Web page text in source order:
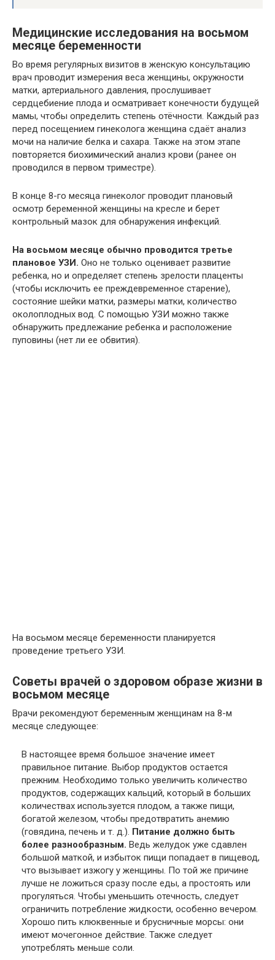
Медицинские исследования на восьмом
месяце беременности
Во время регулярных визитов в женскую консультацию
врач проводит измерения веса женщины, окружности
матки, артериального давления, прослушивает
сердцебиение плода и осматривает конечности будущей
мамы, чтобы определить степень отёчности. Каждый раз
перед посещением гинеколога женщина сдаёт анализ
мочи на наличие белка и сахара. Также на этом этапе
повторяется биохимический анализ крови (ранее он
проводился в первом триместре).
В конце 8-го месяца гинеколог проводит плановый
осмотр беременной женщины на кресле и берет
контрольный мазок для обнаружения инфекций.
На восьмом месяце обычно проводится третье
плановое УЗИ. Оно не только оценивает развитие
ребенка, но и определяет степень зрелости плаценты
(чтобы исключить ее преждевременное старение),
состояние шейки матки, размеры матки, количество
околоплодных вод. С помощью УЗИ можно также
обнаружить предлежание ребенка и расположение
пуповины (нет ли ее обвития).
На восьмом месяце беременности планируется
проведение третьего УЗИ.
Советы врачей о здоровом образе жизни в
восьмом месяце
Врачи рекомендуют беременным женщинам на 8-м
месяце следующее:
В настоящее время большое значение имеет
правильное питание. Выбор продуктов остается
прежним. Необходимо только увеличить количество
продуктов, содержащих кальций, который в больших
количествах используется плодом, а также пищи,
богатой железом, чтобы предотвратить анемию
(говядина, печень и т. д.). Питание должно быть
более разнообразным. Ведь желудок уже сдавлен
большой маткой, и избыток пищи попадает в пищевод,
что вызывает изжогу у женщины. По той же причине
лучше не ложиться сразу после еды, а простоять или
прогуляться. Чтобы уменьшить отечность, следует
ограничить потребление жидкости, особенно вечером.
Хорошо пить клюквенные и брусничные морсы: они
имеют мочегонное действие. Также следует
употреблять меньше соли.